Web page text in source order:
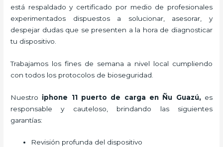
está respaldado y certificado por medio de profesionales
experimentados dispuestos a solucionar, asesorar, y
despejar dudas que se presenten a la hora de diagnosticar
tu dispositivo.
Trabajamos los fines de semana a nivel local cumpliendo
con todos los protocolos de bioseguridad.
Nuestro iphone 11 puerto de carga en Ñu Guazú, es
responsable y cauteloso, brindando las siguientes
garantías:
Revisión profunda del dispositivo